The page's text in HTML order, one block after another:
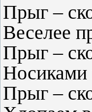
Прыг –
Веселее
Прыг –
Прыг –